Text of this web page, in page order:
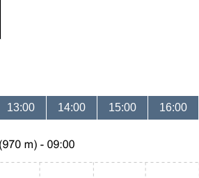
13:00 14:00 15:00 16:00